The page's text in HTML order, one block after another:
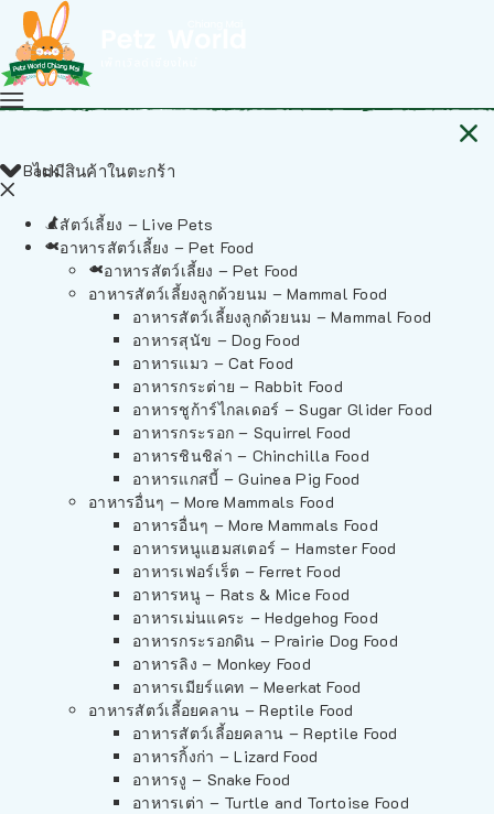
ไม่มีสินค้าในตะกร้า
Back
สัตว์เลี้ยง – Live Pets
อาหารสัตว์เลี้ยง – Pet Food
อาหารสัตว์เลี้ยง – Pet Food
อาหารสัตว์เลี้ยงลูกด้วยนม – Mammal Food
อาหารสัตว์เลี้ยงลูกด้วยนม – Mammal Food
อาหารสุนัข – Dog Food
อาหารแมว – Cat Food
อาหารกระต่าย – Rabbit Food
อาหารชูก้าร์ไกลเดอร์ – Sugar Glider Food
อาหารกระรอก – Squirrel Food
อาหารชินชิล่า – Chinchilla Food
อาหารแกสบี้ – Guinea Pig Food
อาหารอื่นๆ – More Mammals Food
อาหารอื่นๆ – More Mammals Food
อาหารหนูแฮมสเตอร์ – Hamster Food
อาหารเฟอร์เร็ต – Ferret Food
อาหารหนู – Rats & Mice Food
อาหารเม่นแคระ – Hedgehog Food
อาหารกระรอกดิน – Prairie Dog Food
อาหารลิง – Monkey Food
อาหารเมียร์แคท – Meerkat Food
อาหารสัตว์เลี้อยคลาน – Reptile Food
อาหารสัตว์เลี้อยคลาน – Reptile Food
อาหารกิ้งก่า – Lizard Food
อาหารงู – Snake Food
อาหารเต่า – Turtle and Tortoise Food